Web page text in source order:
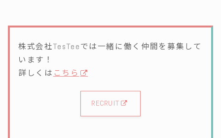
株式会社TesTeeでは一緒に働く仲間を募集して
います！
詳しくは こちら
RECRUIT